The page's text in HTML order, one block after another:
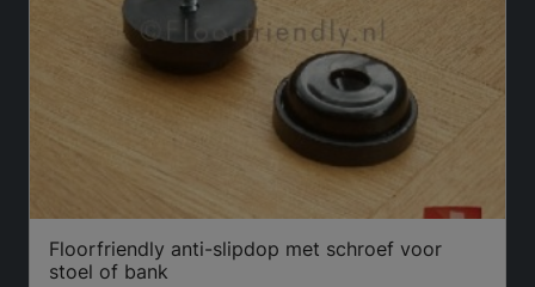
Floorfriendly anti-slipdop met schroef voor
stoel of bank